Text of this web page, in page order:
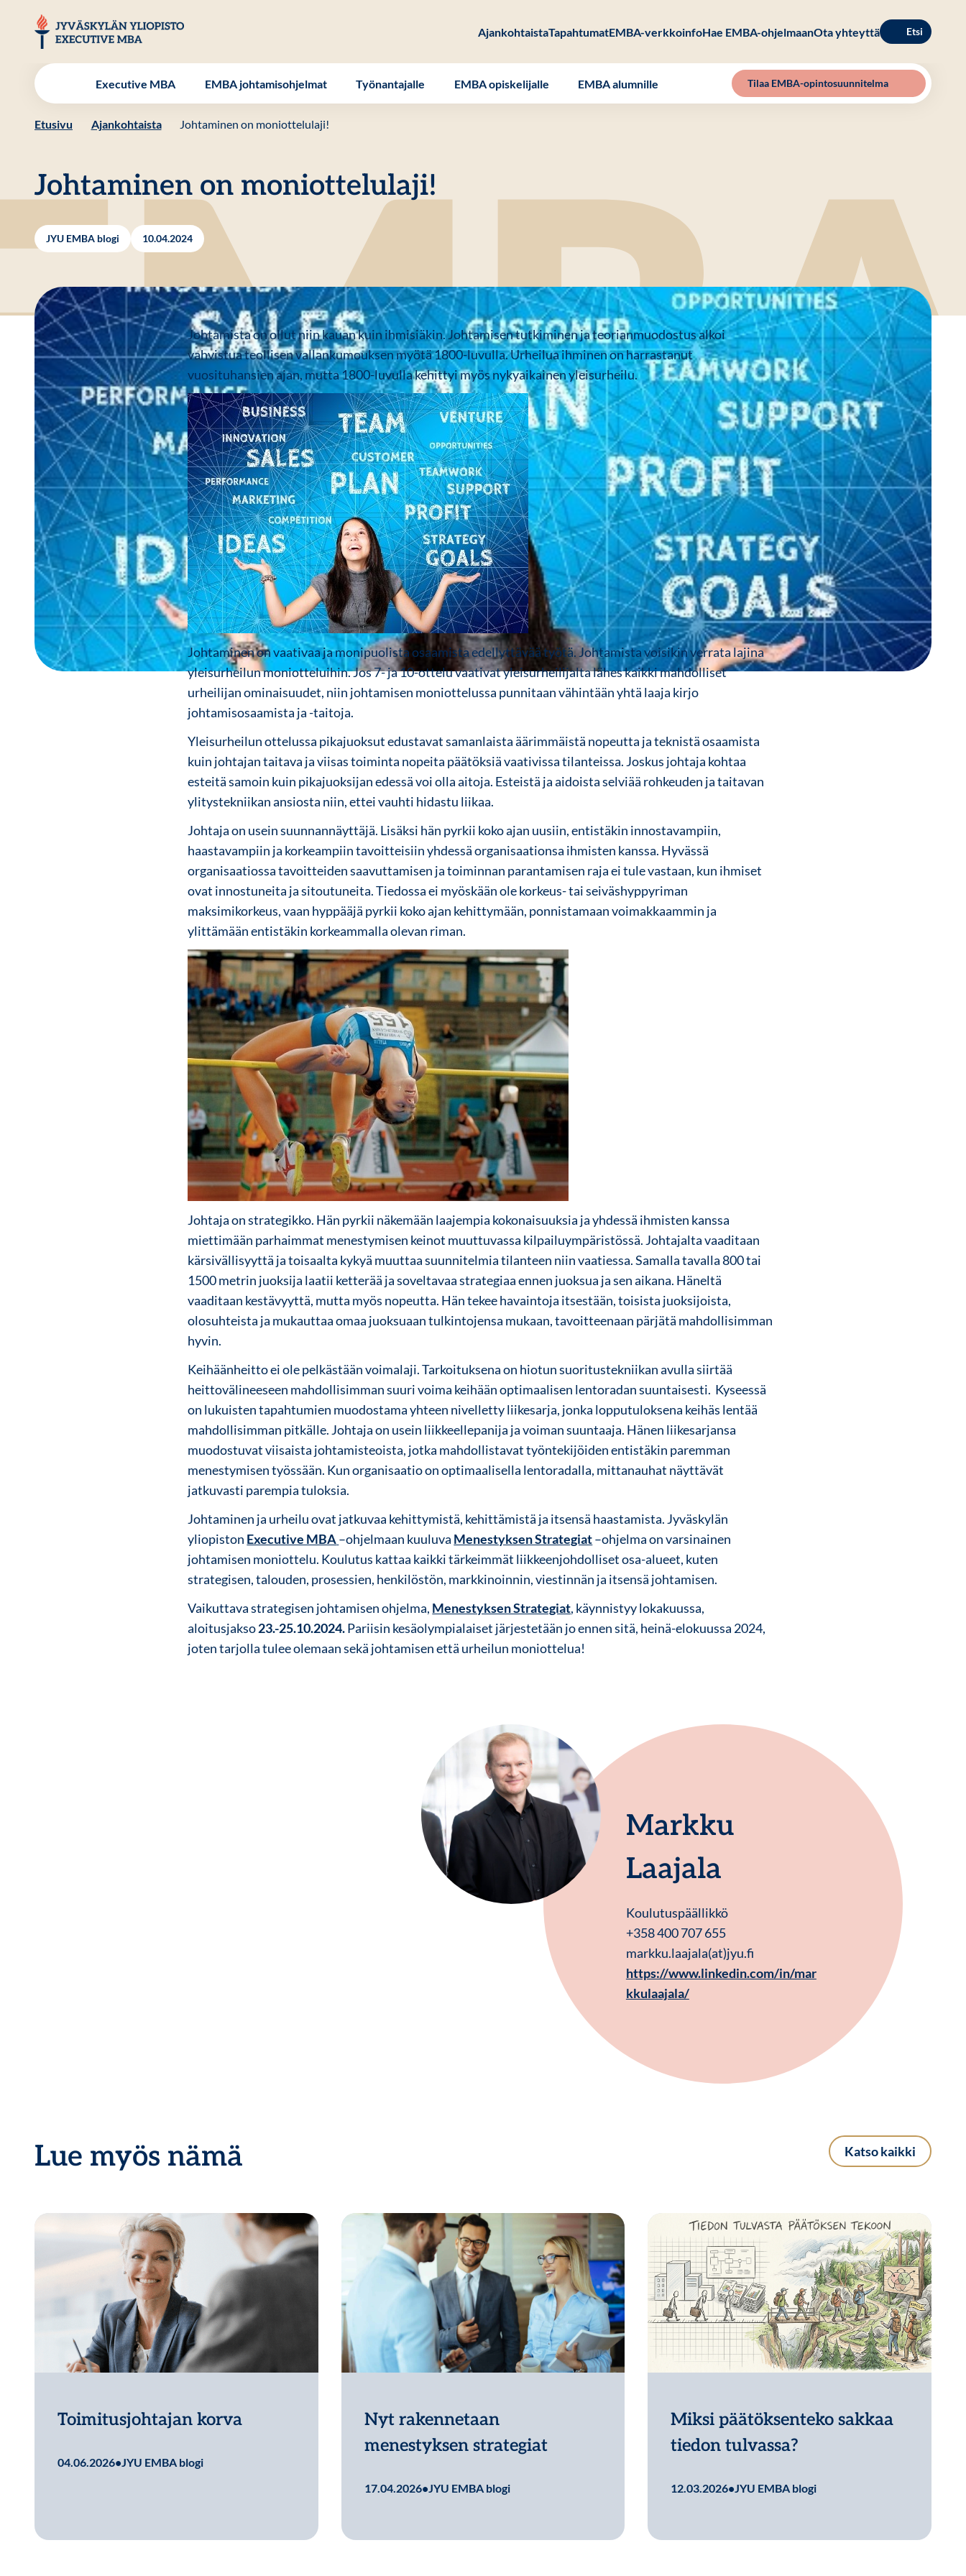
sisältöön
AjankohtaistaTapahtumatEMBA-verkkoinfoHae EMBA-ohjelmaanOta yhteyttä Etsi
Executive MBA EMBA johtamisohjelmat Työnantajalle EMBA opiskelijalle EMBA alumnille Tilaa EMBA-opintosuunnitelma
Etusivu Ajankohtaista Johtaminen on moniottelulaji!
Johtaminen on moniottelulaji!
JYU EMBA blogi 10.04.2024
Johtamista on ollut niin kauan kuin ihmisiäkin. Johtamisen tutkiminen ja teorianmuodostus alkoi
vahvistua teollisen vallankumouksen myötä 1800-luvulla. Urheilua ihminen on harrastanut
vuosituhansien ajan, mutta 1800-luvulla kehittyi myös nykyaikainen yleisurheilu.
Johtaminen on vaativaa ja monipuolista osaamista edellyttävää työtä. Johtamista voisikin verrata lajina
yleisurheilun moniotteluihin. Jos 7- ja 10-ottelu vaativat yleisurheilijalta lähes kaikki mahdolliset
urheilijan ominaisuudet, niin johtamisen moniottelussa punnitaan vähintään yhtä laaja kirjo
johtamisosaamista ja -taitoja.
Yleisurheilun ottelussa pikajuoksut edustavat samanlaista äärimmäistä nopeutta ja teknistä osaamista
kuin johtajan taitava ja viisas toiminta nopeita päätöksiä vaativissa tilanteissa. Joskus johtaja kohtaa
esteitä samoin kuin pikajuoksijan edessä voi olla aitoja. Esteistä ja aidoista selviää rohkeuden ja taitavan
ylitystekniikan ansiosta niin, ettei vauhti hidastu liikaa.
Johtaja on usein suunnannäyttäjä. Lisäksi hän pyrkii koko ajan uusiin, entistäkin innostavampiin,
haastavampiin ja korkeampiin tavoitteisiin yhdessä organisaationsa ihmisten kanssa. Hyvässä
organisaatiossa tavoitteiden saavuttamisen ja toiminnan parantamisen raja ei tule vastaan, kun ihmiset
ovat innostuneita ja sitoutuneita. Tiedossa ei myöskään ole korkeus- tai seiväshyppyriman
maksimikorkeus, vaan hyppääjä pyrkii koko ajan kehittymään, ponnistamaan voimakkaammin ja
ylittämään entistäkin korkeammalla olevan riman.
Johtaja on strategikko. Hän pyrkii näkemään laajempia kokonaisuuksia ja yhdessä ihmisten kanssa
miettimään parhaimmat menestymisen keinot muuttuvassa kilpailuympäristössä. Johtajalta vaaditaan
kärsivällisyyttä ja toisaalta kykyä muuttaa suunnitelmia tilanteen niin vaatiessa. Samalla tavalla 800 tai
1500 metrin juoksija laatii ketterää ja soveltavaa strategiaa ennen juoksua ja sen aikana. Häneltä
vaaditaan kestävyyttä, mutta myös nopeutta. Hän tekee havaintoja itsestään, toisista juoksijoista,
olosuhteista ja mukauttaa omaa juoksuaan tulkintojensa mukaan, tavoitteenaan pärjätä mahdollisimman
hyvin.
Keihäänheitto ei ole pelkästään voimalaji. Tarkoituksena on hiotun suoritustekniikan avulla siirtää
heittovälineeseen mahdollisimman suuri voima keihään optimaalisen lentoradan suuntaisesti. Kyseessä
on lukuisten tapahtumien muodostama yhteen nivelletty liikesarja, jonka lopputuloksena keihäs lentää
mahdollisimman pitkälle. Johtaja on usein liikkeellepanija ja voiman suuntaaja. Hänen liikesarjansa
muodostuvat viisaista johtamisteoista, jotka mahdollistavat työntekijöiden entistäkin paremman
menestymisen työssään. Kun organisaatio on optimaalisella lentoradalla, mittanauhat näyttävät
jatkuvasti parempia tuloksia.
Johtaminen ja urheilu ovat jatkuvaa kehittymistä, kehittämistä ja itsensä haastamista. Jyväskylän
yliopiston Executive MBA–ohjelmaan kuuluva Menestyksen Strategiat–ohjelma on varsinainen
johtamisen moniottelu. Koulutus kattaa kaikki tärkeimmät liikkeenjohdolliset osa-alueet, kuten
strategisen, talouden, prosessien, henkilöstön, markkinoinnin, viestinnän ja itsensä johtamisen.
Vaikuttava strategisen johtamisen ohjelma, Menestyksen Strategiat, käynnistyy lokakuussa,
aloitusjakso23.-25.10.2024.Pariisin kesäolympialaiset järjestetään jo ennen sitä, heinä-elokuussa 2024,
joten tarjolla tulee olemaan sekä johtamisen että urheilun moniottelua!
Markku
Laajala
Koulutuspäällikkö
+358 400 707 655
markku.laajala(at)jyu.fi
https://www.linkedin.com/in/mar
kkulaajala/
Lue myös nämä Katso kaikki
Toimitusjohtajan korva
04.06.2026•JYU EMBA blogi
Nyt rakennetaan
menestyksen strategiat
17.04.2026•JYU EMBA blogi
Miksi päätöksenteko sakkaa
tiedon tulvassa?
12.03.2026•JYU EMBA blogi